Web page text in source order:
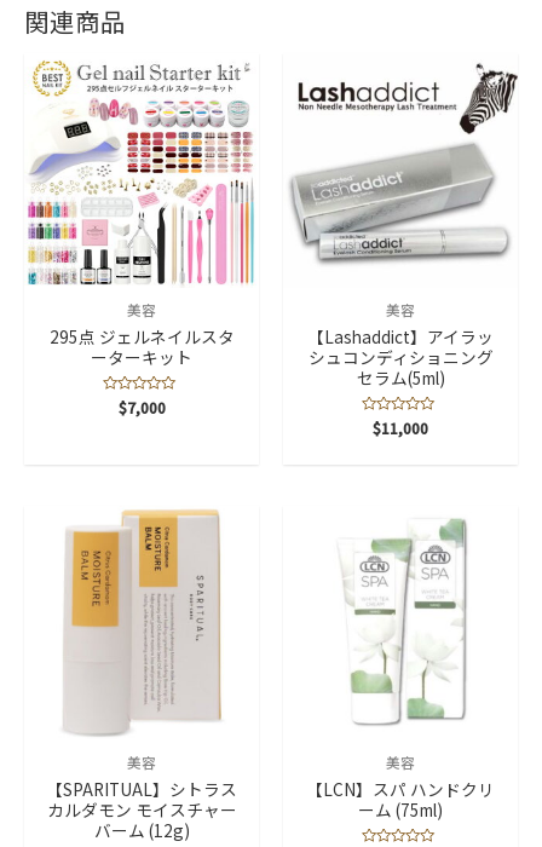
関連商品
美容
295点 ジェルネイルスタ
ーターキット
$7,000
美容
【Lashaddict】アイラッ
シュコンディショニング
セラム(5ml)
段$11,000
美容
【SPARITUAL】シトラス
カルダモン モイスチャー
バーム (12g)
美容
【LCN】スパ ハンドクリ
ーム (75ml)